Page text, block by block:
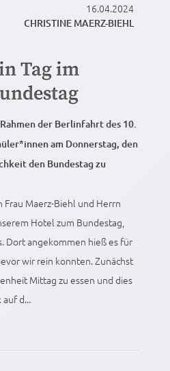
16.04.2024
CHRISTINE MAERZ-BIEHL
Tag im
der Berlinfahrt des 10.
am Donnerstag, den
den Bundestag zu
Maerz-Biehl und Herrn
Hotel zum Bundestag,
Dort angekommen hieß es für
wir rein konnten. Zunächst
Mittag zu essen und dies
d...